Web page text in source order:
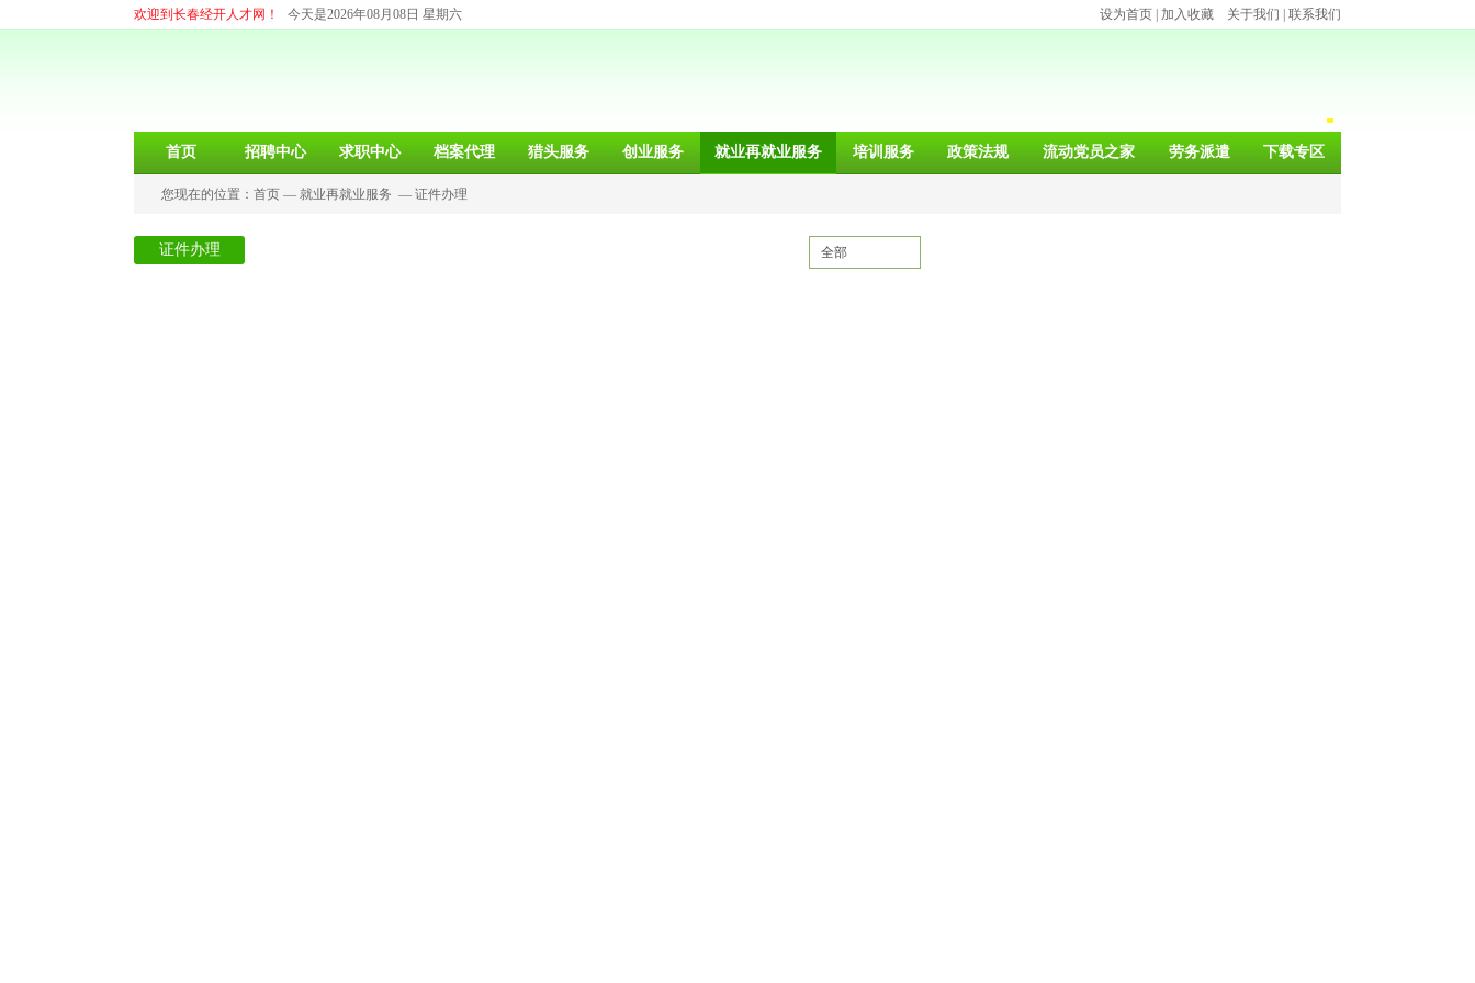
欢迎到长春经开人才网！ 今天是2026年08月08日 星期六 设为首页 加入收藏 关于我们 联系我们
首页 招聘中心 求职中心 档案代理 猎头服务 创业服务 就业再就业服务 培训服务 政策法规 流动党员之家 劳务派遣 下载专区
您现在的位置： 首页 — 就业再就业服务 — 证件办理
证件办理 全部